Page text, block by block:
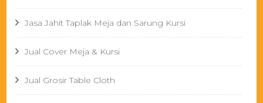
Jasa Jahit Taplak Meja dan Sarung Kursi
Jual Cover Meja & Kursi
Jual Grosir Table Cloth